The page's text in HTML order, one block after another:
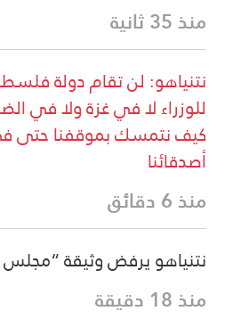
منذ 35 ثانية
نتنياهو: لن تقام دولة
للوزراء لا في غزة ولا في
كيف نتمسك بموقفنا حتى
أصدقائنا
منذ 6 دقائق
نتنياهو يرفض وثيقة
منذ 18 دقيقة